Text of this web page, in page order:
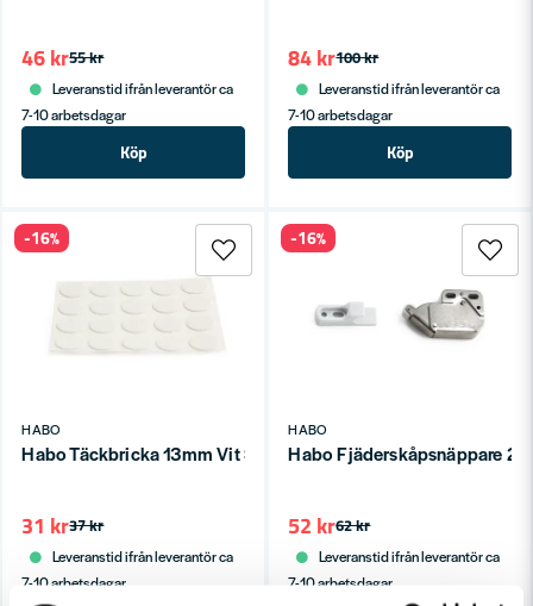
55 kr
46 kr
Leveranstid ifrån leverantör ca
7-10 arbetsdagar
Köp
100 kr
84 kr
Leveranstid ifrån leverantör ca
7-10 arbetsdagar
Köp
HABO
Habo Täckbricka 13mm Vit SB
37 kr
31 kr
Leveranstid ifrån leverantör ca
7-10 arbetsdagar
-16%
HABO
Habo Fjäderskåpsnäppare
62 kr
52 kr
Leveranstid ifrån leverantör ca
7-10 arbetsdagar
-16%